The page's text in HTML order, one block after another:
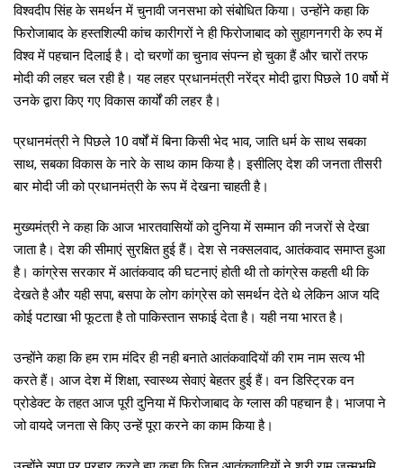
विश्वदीप सिंह के समर्थन में चुनावी जनसभा को संबोधित किया। उन्होंने कहा कि
फिरोजाबाद के हस्तशिल्पी कांच कारीगरों ने ही फिरोजाबाद को सुहागनगरी के रुप में
विश्व में पहचान दिलाई है। दो चरणों का चुनाव संपन्न हो चुका हैं और चारों तरफ
मोदी की लहर चल रही है। यह लहर प्रधानमंत्री नरेंद्र मोदी द्वारा पिछले 10 वर्षो में
उनके द्वारा किए गए विकास कार्यों की लहर है।
प्रधानमंत्री ने पिछले 10 वर्षों में बिना किसी भेद भाव, जाति धर्म के साथ सबका
साथ, सबका विकास के नारे के साथ काम किया है। इसीलिए देश की जनता तीसरी
बार मोदी जी को प्रधानमंत्री के रूप में देखना चाहती है।
मुख्यमंत्री ने कहा कि आज भारतवासियों को दुनिया में सम्मान की नजरों से देखा
जाता है। देश की सीमाएं सुरक्षित हुई हैं। देश से नक्सलवाद, आतंकवाद समाप्त हुआ
है। कांग्रेस सरकार में आतंकवाद की घटनाएं होती थी तो कांग्रेस कहती थी कि
देखते है और यही सपा, बसपा के लोग कांग्रेस को समर्थन देते थे लेकिन आज यदि
कोई पटाखा भी फूटता है तो पाकिस्तान सफाई देता है। यही नया भारत है।
उन्होंने कहा कि हम राम मंदिर ही नही बनाते आतंकवादियों की राम नाम सत्य भी
करते हैं। आज देश में शिक्षा, स्वास्थ्य सेवाएं बेहतर हुई हैं। वन डिस्ट्रिक वन
प्रोडेक्ट के तहत आज पूरी दुनिया में फिरोजाबाद के ग्लास की पहचान है। भाजपा ने
जो वायदे जनता से किए उन्हें पूरा करने का काम किया है।